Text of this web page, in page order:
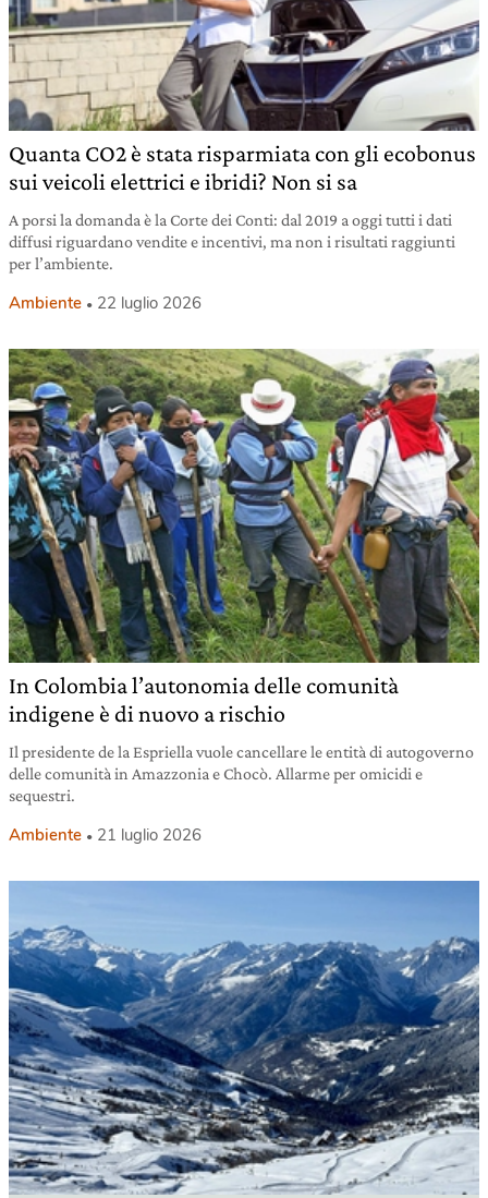
Quanta CO2 è stata risparmiata con gli ecobonus
sui veicoli elettrici e ibridi? Non si sa
A porsi la domanda è la Corte dei Conti: dal 2019 a oggi tutti i dati
diffusi riguardano vendite e incentivi, ma non i risultati raggiunti
per l’ambiente.
Ambiente 22 luglio 2026
In Colombia l’autonomia delle comunità
indigene è di nuovo a rischio
Il presidente de la Espriella vuole cancellare le entità di autogoverno
delle comunità in Amazzonia e Chocò. Allarme per omicidi e
sequestri.
Ambiente 21 luglio 2026